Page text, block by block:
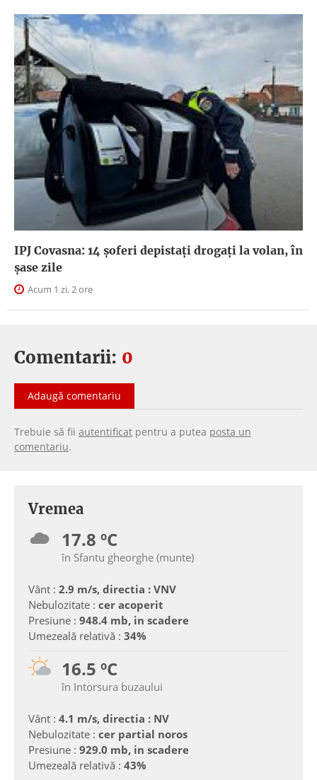
IPJ Covasna: 14 șoferi depistați drogați la volan, în
șase zile
Acum 1 zi, 2 ore
Comentarii: 0
Adaugă comentariu
Trebuie să fii autentificat pentru a putea posta un
comentariu.
Vremea
17.8 ºC
în Sfantu gheorghe (munte)
Vânt : 2.9 m/s, directia : VNV
Nebulozitate : cer acoperit
Presiune : 948.4 mb, in scadere
Umezeală relativă : 34%
16.5 ºC
în Intorsura buzaului
Vânt : 4.1 m/s, directia : NV
Nebulozitate : cer partial noros
Presiune : 929.0 mb, in scadere
Umezeală relativă : 43%